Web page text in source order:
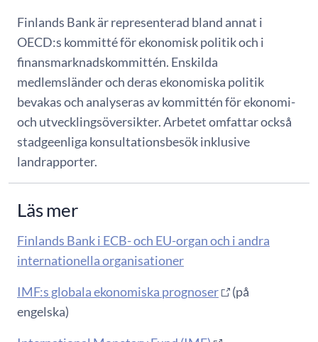
Finlands Bank är representerad bland annat i
OECD:s kommitté för ekonomisk politik och i
finansmarknadskommittén. Enskilda
medlemsländer och deras ekonomiska politik
bevakas och analyseras av kommittén för ekonomi-
och utvecklingsöversikter. Arbetet omfattar också
stadgeenliga konsultationsbesök inklusive
landrapporter.
Läs mer
Finlands Bank i ECB- och EU-organ och i andra
internationella organisationer
IMF:s globala ekonomiska prognoser
(på
engelska)